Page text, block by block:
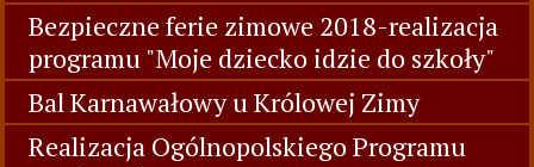
Bezpieczne ferie zimowe 2018-realizacja
programu "Moje dziecko idzie do szkoły"
Bal Karnawałowy u Królowej Zimy
Realizacja Ogólnopolskiego Programu